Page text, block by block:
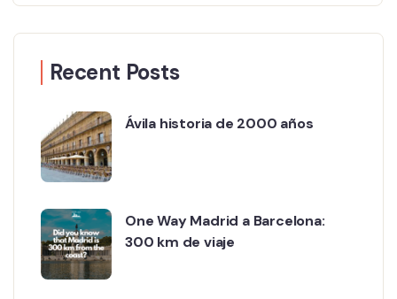
Recent Posts
Ávila historia de 2000 años
One Way Madrid a Barcelona:
300 km de viaje